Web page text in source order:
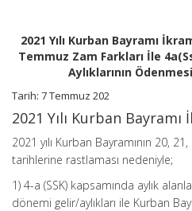
Ödenmesine
İlişkin
Duyuru
2021 Yılı Kurban Bayramı
Temmuz Zam Farkları İle
Aylıklarının
Tarih: 7 Temmuz 202
2021 Yılı Kurban Bayramı
2021 yılı Kurban Bayramının 20,
tarihlerine rastlaması nedeniyle;
1) 4-a (SSK) kapsamında aylık
dönemi gelir/aylıkları ile Kurban